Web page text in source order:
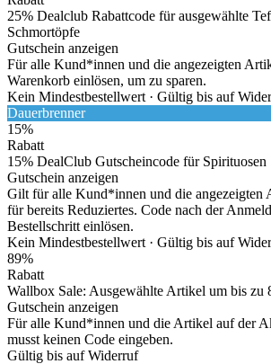
25% Dealclub Rabattcode für ausgewählte
Schmortöpfe
Gutschein anzeigen
Für alle Kund*innen und die angezeigten
Warenkorb einlösen, um zu sparen.
Kein Mindestbestellwert · Gültig bis auf
Dauerbrenner
15%
Rabatt
15% DealClub Gutscheincode für Spirituosen
Gutschein anzeigen
Gilt für alle Kund*innen und die angezeigten
für bereits Reduziertes. Code nach der
Bestellschritt einlösen.
Kein Mindestbestellwert · Gültig bis auf
89%
Rabatt
Wallbox Sale: Ausgewählte Artikel um bis zu
Gutschein anzeigen
Für alle Kund*innen und die Artikel auf der
musst keinen Code eingeben.
Gültig bis auf Widerruf